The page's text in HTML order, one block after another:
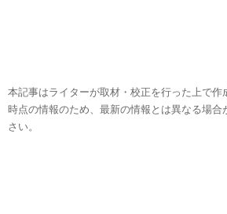
本記事はライターが取材・校正を行った上で作
時点の情報のため、最新の情報とは異なる場
さい。